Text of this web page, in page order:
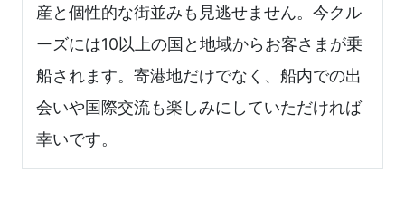
産と個性的な街並みも見逃せません。今クル
ーズには10以上の国と地域からお客さまが乗
船されます。寄港地だけでなく、船内での出
会いや国際交流も楽しみにしていただければ
幸いです。